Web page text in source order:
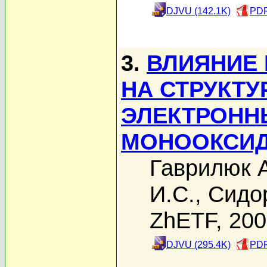
DJVU (142.1K)
3. ВЛИЯНИЕ
НА
Гаврилюк
И.С.,
ZhETF,
DJVU (295.4K)